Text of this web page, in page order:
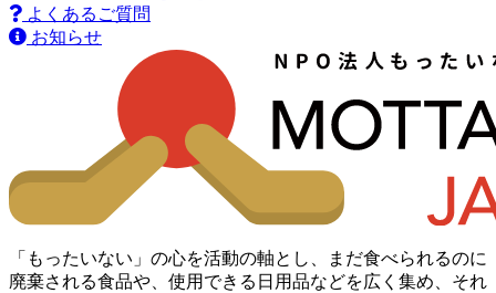
よくあるご質問
お知らせ
「もったいない」の心を活動の軸とし、まだ食べられるのに
廃棄される食品や、使用できる日用品などを広く集め、それ